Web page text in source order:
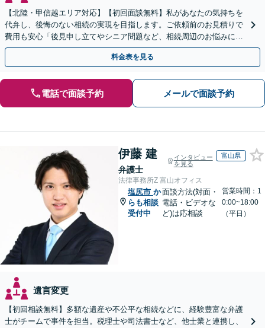
【北陸・甲信越エリア対応】【初回面談無料】私があなたの気持ちを
代弁し、後悔のない相続の実現を目指します。ご依頼前のお見積りで
費用も安心「後見申し立てやシニア問題など、相続周辺のお悩みにも
対処可能」【WEB面談対応】
料金表を見る
電話で面談予約 メールで面談予約
伊藤 建
弁護士
インタビュー
を見る
富山県
法律事務所Z 富山オフィス
塩尻市 か
らも相談
受付中
面談方法(対面・
電話・ビデオな
ど)は応相談
営業時間：1
0:00~18:00
（平日）
遺言変更
【初回相談無料】多額な遺産や不公平な相続などに、経験豊富な弁護
士がチームで事件を担当。税理士や司法書士など、他士業と連携し、